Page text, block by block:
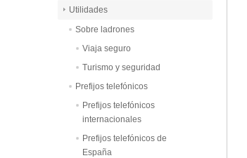
Utilidades
Sobre ladrones
Viaja seguro
Turismo y seguridad
Prefijos telefónicos
Prefijos telefónicos
internacionales
Prefijos telefónicos de
España